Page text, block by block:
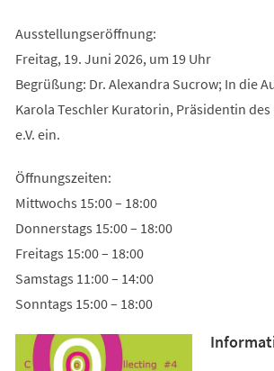
Ausstellungseröffnung:
Freitag, 19. Juni 2026, um 19 Uhr
Begrüßung: Dr. Alexandra Sucrow; In die
Karola Teschler Kuratorin, Präsidentin
e.V. ein.
Öffnungszeiten:
Mittwochs 15:00 – 18:00
Donnerstags 15:00 – 18:00
Freitags 15:00 – 18:00
Samstags 11:00 – 14:00
Sonntags 15:00 – 18:00